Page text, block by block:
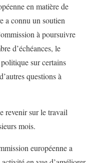
en matière de
a connu un soutien
à poursuivre
d’échéances, le
sur certains
questions à
revenir sur le travail
mois.
européenne a